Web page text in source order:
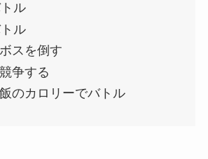
ル
ル
スを倒す
争する
のカロリーでバトル